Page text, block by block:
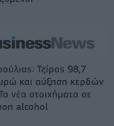
Τζίρος 98,7
και αύξηση κερδών
νέα στοιχήματα σε
alcohol